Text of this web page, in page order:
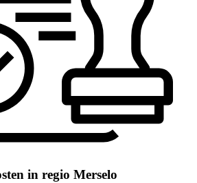
in regio Merselo